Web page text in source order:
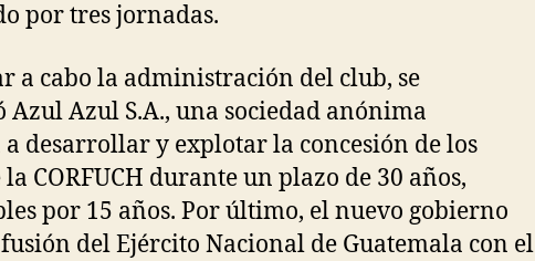
por tres jornadas.
a cabo la administración del club, se
Azul Azul S.A., una sociedad anónima
a desarrollar y explotar la concesión de los
CORFUCH durante un plazo de 30 años,
por 15 años. Por último, el nuevo gobierno
del Ejército Nacional de Guatemala con el